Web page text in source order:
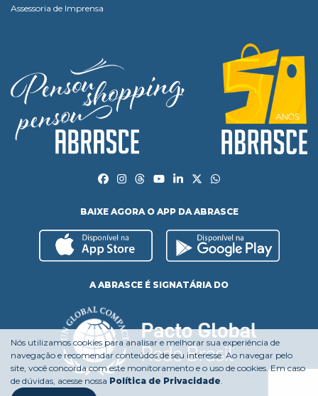
Assessoria de Imprensa
BAIXE AGORA O APP DA ABRASCE
A ABRASCE É SIGNATÁRIA DO
Nós utilizamos cookies para analisar e melhorar sua experiência de
navegação e recomendar conteúdos de seu interesse. Ao navegar pelo
site, você concorda com este monitoramento e o uso de cookies. Em caso
de dúvidas, acesse nossa Política de Privacidade.